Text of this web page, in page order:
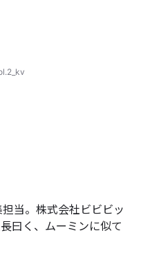
担当。株式会社ビビビッ
曰く、ムーミンに似て